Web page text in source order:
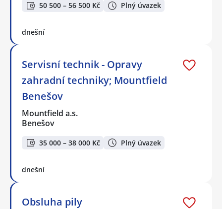
50 500 – 56 500 Kč Plný úvazek
dnešní
Servisní technik - Opravy
zahradní techniky; Mountfield
Benešov
Mountfield a.s.
Benešov
35 000 – 38 000 Kč Plný úvazek
dnešní
Obsluha pily